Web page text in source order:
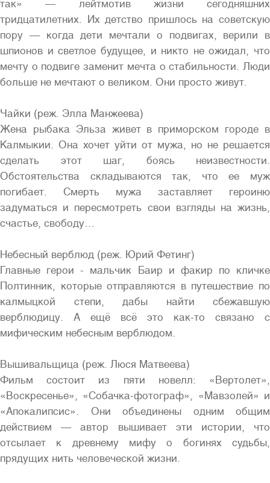
так» — лейтмотив жизни сегодняшних
тридцатилетних. Их детство пришлось на советскую
пору — когда дети мечтали о подвигах, верили в
шпионов и светлое будущее, и никто не ожидал, что
мечту о подвиге заменит мечта о стабильности. Люди
больше не мечтают о великом. Они просто живут.
Чайки (реж. Элла Манжеева)
Жена рыбака Эльза живет в приморском городе в
Калмыкии. Она хочет уйти от мужа, но не решается
сделать этот шаг, боясь неизвестности.
Обстоятельства складываются так, что ее муж
погибает. Смерть мужа заставляет героиню
задуматься и пересмотреть свои взгляды на жизнь,
счастье, свободу…
Небесный верблюд (реж. Юрий Фетинг)
Главные герои - мальчик Баир и факир по кличке
Полтинник, которые отправляются в путешествие по
калмыцкой степи, дабы найти сбежавшую
верблюдицу. А ещё всё это как-то связано с
мифическим небесным верблюдом.
Вышивальщица (реж. Люся Матвеева)
Фильм состоит из пяти новелл: «Вертолет»,
«Воскресенье», «Собачка-фотограф», «Мавзолей» и
«Апокалипсис». Они объединены одним общим
действием — автор вышивает эти истории, что
отсылает к древнему мифу о богинях судьбы,
прядущих нить человеческой жизни.